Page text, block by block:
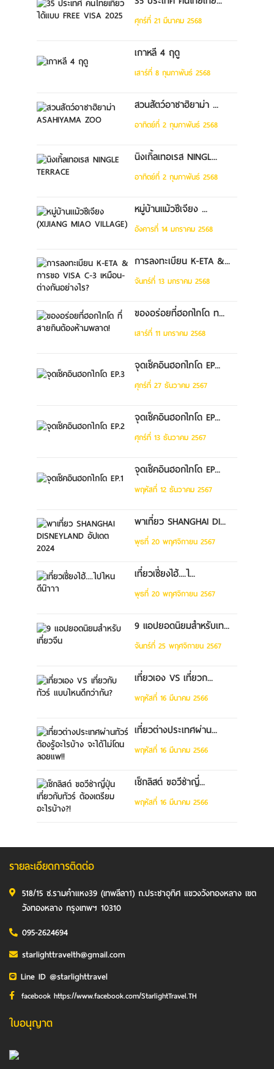
ศุกร์ที่ 21 มีนาคม 2568
เกาหลี 4 ฤดู
เสาร์ที่ 8 กุมภาพันธ์ 2568
สวนสัตว์อาซาฮิยาม่า ...
อาทิตย์ที่ 2 กุมภาพันธ์ 2568
นิงเกิ้ลเทอเรส NINGL...
อาทิตย์ที่ 2 กุมภาพันธ์ 2568
หมู่บ้านแม้วซีเจียง ...
อังคารที่ 14 มกราคม 2568
การลงทะเบียน K-ETA &...
จันทร์ที่ 13 มกราคม 2568
ของอร่อยที่ฮอกไกโด ท...
เสาร์ที่ 11 มกราคม 2568
จุดเช็คอินฮอกไกโด EP...
ศุกร์ที่ 27 ธันวาคม 2567
จุดเช็คอินฮอกไกโด EP...
ศุกร์ที่ 13 ธันวาคม 2567
จุดเช็คอินฮอกไกโด EP...
พฤหัสที่ 12 ธันวาคม 2567
พาเที่ยว SHANGHAI DI...
พุธที่ 20 พฤศจิกายน 2567
เที่ยวเซี่ยงไฮ้....ไ...
พุธที่ 20 พฤศจิกายน 2567
9 แอปยอดนิยมสำหรับเท...
จันทร์ที่ 25 พฤศจิกายน 2567
เที่ยวเอง VS เที่ยวก...
พฤหัสที่ 16 มีนาคม 2566
เที่ยวต่างประเทศผ่าน...
พฤหัสที่ 16 มีนาคม 2566
เช็กลิสต์ ขอวีซ่าญี่...
พฤหัสที่ 16 มีนาคม 2566
รายละเอียดการติดต่อ
518/15 ซ.รามคำแหง39 (เทพลีลา1) ถ.ประชาอุทิศ แขวงวังทองหลาง เขต
วังทองหลาง กรุงเทพฯ 10310
095-2624694
starlighttravelth@gmail.com
Line ID @starlighttravel
facebook https://www.facebook.com/StarlightTravel.TH
ใบอนุญาต